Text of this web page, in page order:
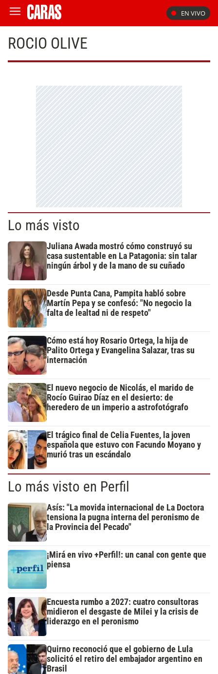
EN VIVO
ROCIO OLIVE
Lo más visto
Juliana Awada mostró cómo construyó su
casa sustentable en La Patagonia: sin talar
ningún árbol y de la mano de su cuñado
Desde Punta Cana, Pampita habló sobre
Martín Pepa y se confesó: "No negocio la
falta de lealtad ni de respeto"
Cómo está hoy Rosario Ortega, la hija de
Palito Ortega y Evangelina Salazar, tras su
internación
El nuevo negocio de Nicolás, el marido de
Rocío Guirao Díaz en el desierto: de
heredero de un imperio a astrofotógrafo
El trágico final de Celia Fuentes, la joven
española que estuvo con Facundo Moyano y
murió tras un escándalo
Lo más visto en Perfil
Asís: "La movida internacional de La Doctora
tensiona la pugna interna del peronismo de
la Provincia del Pecado"
¡Mirá en vivo +Perfil!: un canal con gente que
piensa
Encuesta rumbo a 2027: cuatro consultoras
midieron el desgaste de Milei y la crisis de
liderazgo en el peronismo
Quirno reconoció que el gobierno de Lula
solicitó el retiro del embajador argentino en
Brasil